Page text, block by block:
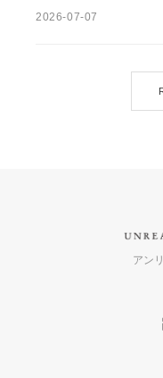
2026-07-07
アン